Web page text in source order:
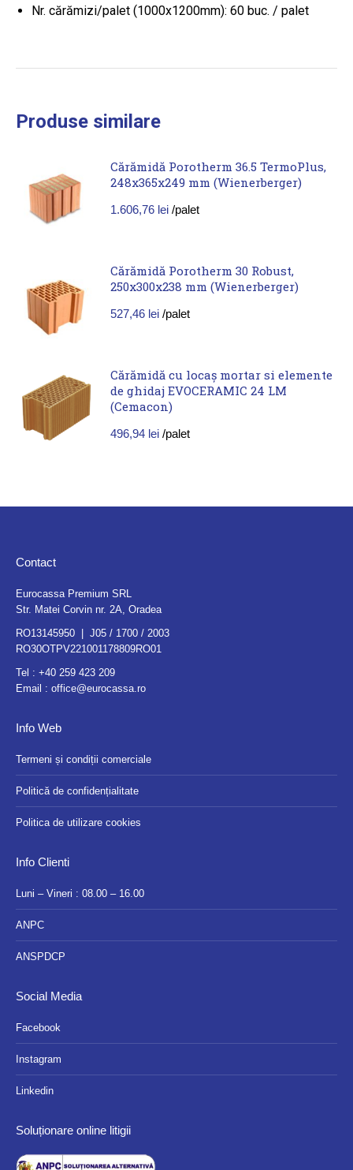
Nr. cărămizi/palet (1000x1200mm): 60 buc. / palet
Produse similare
Cărămidă Porotherm 36.5 TermoPlus,
248x365x249 mm (Wienerberger)
1.606,76 lei /palet
Cărămidă Porotherm 30 Robust,
250x300x238 mm (Wienerberger)
527,46 lei /palet
Cărămidă cu locaș mortar si elemente
de ghidaj EVOCERAMIC 24 LM
(Cemacon)
496,94 lei /palet
Contact
Eurocassa Premium SRL
Str. Matei Corvin nr. 2A, Oradea
RO13145950 | J05 / 1700 / 2003
RO30OTPV221001178809RO01
Tel : +40 259 423 209
Email : office@eurocassa.ro
Info Web
Termeni și condiții comerciale
Politică de confidențialitate
Politica de utilizare cookies
Info Clienti
Luni – Vineri : 08.00 – 16.00
ANPC
ANSPDCP
Social Media
Facebook
Instagram
Linkedin
Soluționare online litigii